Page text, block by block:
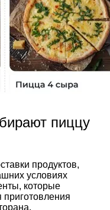
пиццу
продуктов,
условиях
которые
приготовления